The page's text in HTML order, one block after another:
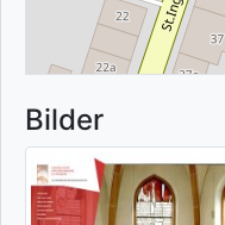
Bilder